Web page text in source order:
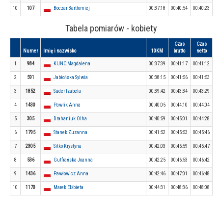
10 107 Boczar Bartłomiej 00:37:18 00:40:54 00:40:23
Tabela pomiarów - kobiety
Numer Imię i nazwisko 10KM
Czas
brutto
Czas
netto
1 984 KUNC Magdalena 00:37:39 00:41:17 00:41:12
2 591 Jabłońska Sylwia 00:38:15 00:41:56 00:41:53
3 1852 Suder Izabela 00:39:42 00:43:34 00:43:29
4 1430 Pawlik Anna 00:40:05 00:44:10 00:44:04
5 305 Drahaniuk Olha 00:40:59 00:45:01 00:44:28
6 1795 Stanek Zuzanna 00:41:52 00:45:53 00:45:46
7 2305 Sitko Krystyna 00:42:03 00:45:59 00:45:47
8 536 Gutfrańska Joanna 00:42:25 00:46:53 00:46:42
9 1436 Pawłowicz Anna 00:42:46 00:47:01 00:46:48
10 1170 Marek Elżbieta 00:44:31 00:48:36 00:48:08